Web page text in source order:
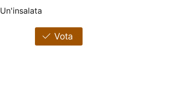
Un'insalata
Vota